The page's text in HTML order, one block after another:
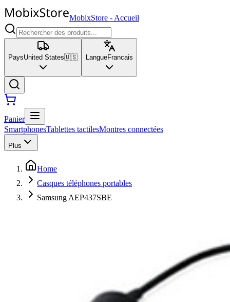
MobixStore - Accueil
PaysUnited States🇺🇸 LangueFrancais
Panier
SmartphonesTablettes tactilesMontres connectées
Plus
Home
Casques téléphones portables
Samsung AEP437SBE